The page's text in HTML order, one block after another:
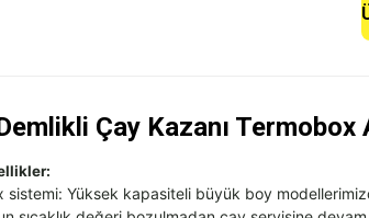
Çay Kazanı Termobox
sistemi: Yüksek kapasiteli büyük boy